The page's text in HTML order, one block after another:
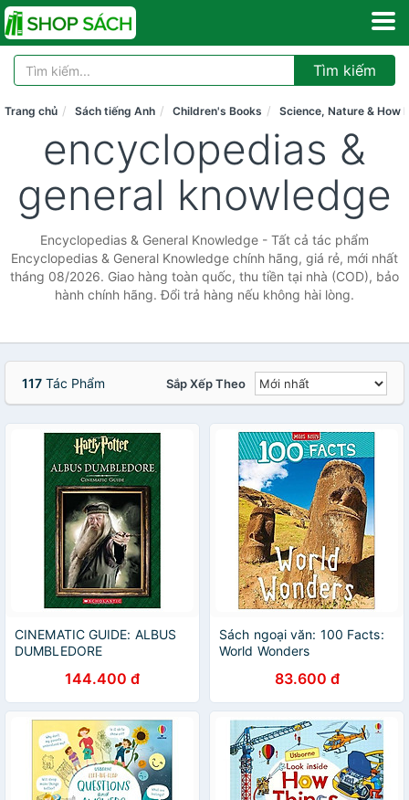
Tìm kiếm
Trang chủ Sách tiếng Anh Children's Books Science, Nature & How
encyclopedias &
general knowledge
Encyclopedias & General Knowledge - Tất cả tác phẩm
Encyclopedias & General Knowledge chính hãng, giá rẻ, mới nhất
tháng 08/2026. Giao hàng toàn quốc, thu tiền tại nhà (COD), bảo
hành chính hãng. Đổi trả hàng nếu không hài lòng.
117 Tác Phẩm Sắp Xếp Theo
CINEMATIC GUIDE: ALBUS
DUMBLEDORE
144.400 đ
Sách ngoại văn: 100 Facts:
World Wonders
83.600 đ